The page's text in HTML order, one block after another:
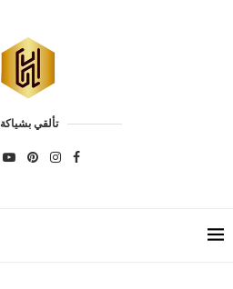
تألقي بشياكة